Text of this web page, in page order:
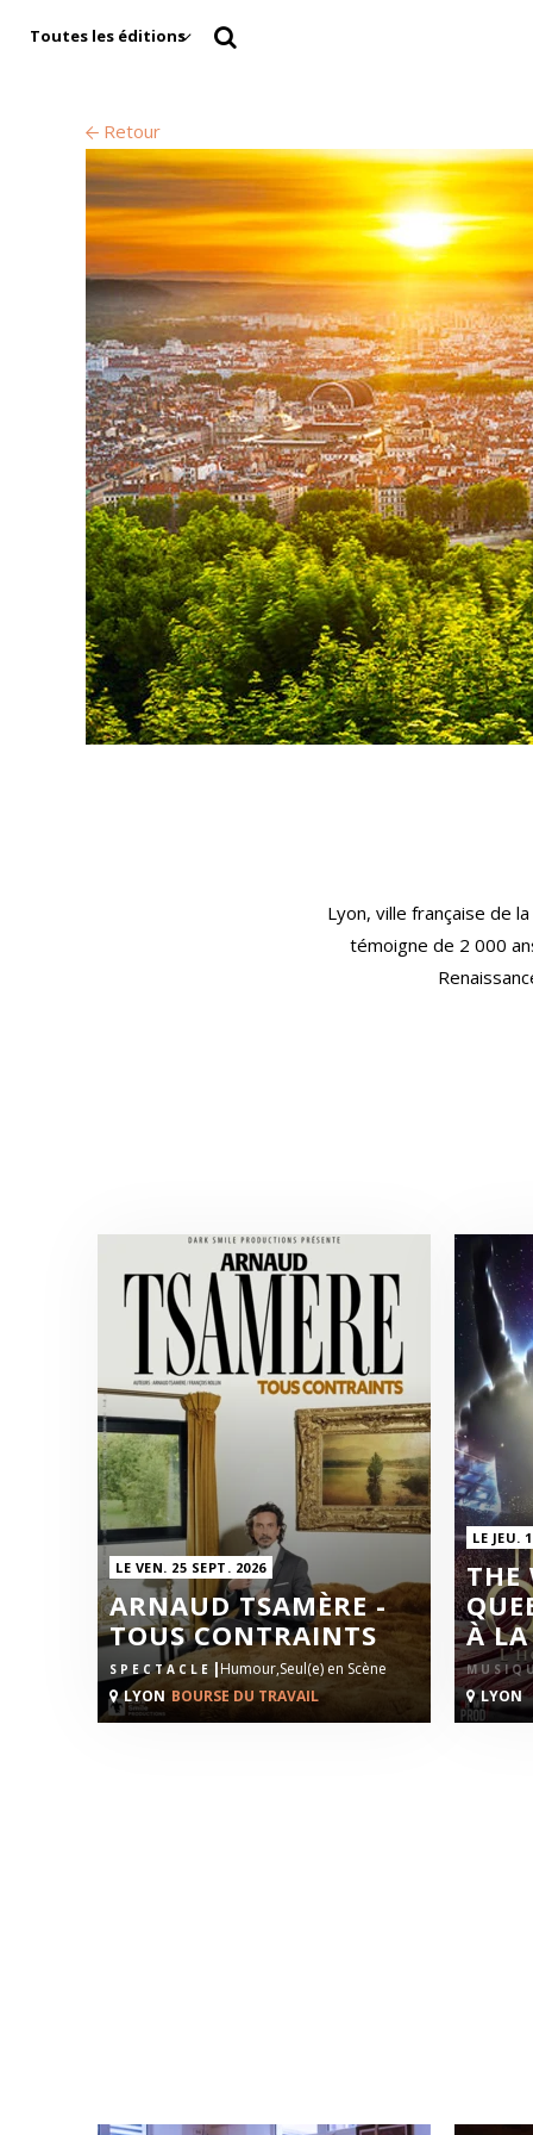
Toutes les éditions
Retour
Lyon, ville française de
témoigne de 2 000
LE VEN. 25 SEPT. 2026
ARNAUD TSAMÈRE -
TOUS CONTRAINTS
SPECTACLE |Humour,Seul(e) en Scène
LYON BOURSE DU TRAVAIL
LE JEU.
THE
À LA
LYON